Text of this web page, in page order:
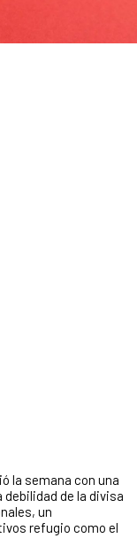
la semana con una
debilidad de la divisa
un
refugio como el